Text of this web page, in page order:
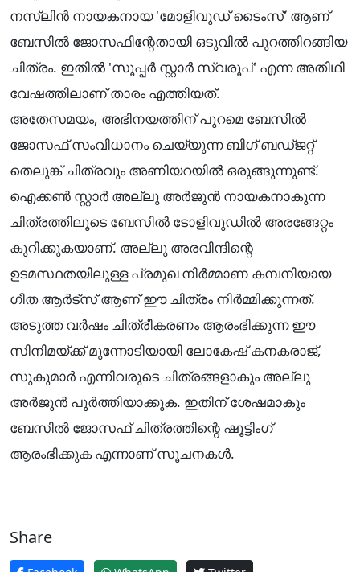
​നസ്ലിൻ നായകനായ 'മോളിവുഡ് ടൈംസ്' ആണ്
ബേസിൽ ജോസഫിന്റേതായി ഒടുവിൽ പുറത്തിറങ്ങിയ
ചിത്രം. ഇതിൽ 'സൂപ്പർ സ്റ്റാർ സ്വരൂപ്' എന്ന അതിഥി
വേഷത്തിലാണ് താരം എത്തിയത്.
​അതേസമയം, അഭിനയത്തിന് പുറമെ ബേസിൽ
ജോസഫ് സംവിധാനം ചെയ്യുന്ന ബിഗ് ബഡ്ജറ്റ്
തെലുങ്ക് ചിത്രവും അണിയറയിൽ ഒരുങ്ങുന്നുണ്ട്.
ഐക്കൺ സ്റ്റാർ അല്ലു അർജുൻ നായകനാകുന്ന
ചിത്രത്തിലൂടെ ബേസിൽ ടോളിവുഡിൽ അരങ്ങേറ്റം
കുറിക്കുകയാണ്. അല്ലു അരവിന്ദിന്റെ
ഉടമസ്ഥതയിലുള്ള പ്രമുഖ നിർമ്മാണ കമ്പനിയായ
ഗീത ആർട്സ് ആണ് ഈ ചിത്രം നിർമ്മിക്കുന്നത്.
അടുത്ത വർഷം ചിത്രീകരണം ആരംഭിക്കുന്ന ഈ
സിനിമയ്ക്ക് മുന്നോടിയായി ലോകേഷ് കനകരാജ്,
സുകുമാർ എന്നിവരുടെ ചിത്രങ്ങളാകും അല്ലു
അർജുൻ പൂർത്തിയാക്കുക. ഇതിന് ശേഷമാകും
ബേസിൽ ജോസഫ് ചിത്രത്തിന്റെ ഷൂട്ടിംഗ്
ആരംഭിക്കുക എന്നാണ് സൂചനകൾ.
Share